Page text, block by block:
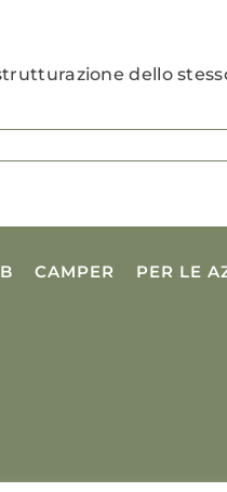
dello
CAMPER PER LE